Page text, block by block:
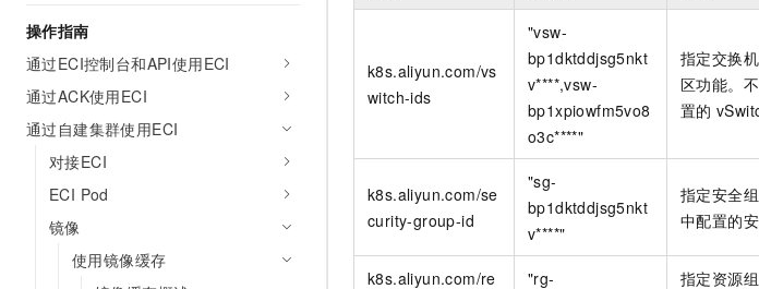
操作指南
通过ECI控制台和API使用ECI
通过ACK使用ECI
通过自建集群使用ECI
对接ECI
ECI Pod
镜像
使用镜像缓存
k8s.aliyun.com/vs
witch-ids
"vsw-
bp1dktddjsg5nkt
v****,vsw-
bp1xpiowfm5vo8
o3c****"
指定交换
区功能。
置的
k8s.aliyun.com/se
curity-group-id
"sg-
bp1dktddjsg5nkt
v****"
指定安全
中配置的安
k8s.aliyun.com/re
"rg-
指定资源
千问AI平台-Token Plan
个人版上线、团队版降价；千问3.8-Max首发发尝鲜
千问AI平台-模型体验
在线体验全尺寸、多种模态的模型效果
Happy 系列大模型
大模型服务平台百炼-
丰富多元化的应用模版和
大模型服务平台百炼-
人工智能平台 PAI
数据库
大数据计算
媒体服务
企业服务与云通信
域名与网站
终端用户计算
上云与迁云
企业出海
政企业务
大模型ACA认证体验
生态解决方案
AI 开发和 AI 应用解决方案
ERP
CRM
OA 办公系统
广告营销
入门学习赛